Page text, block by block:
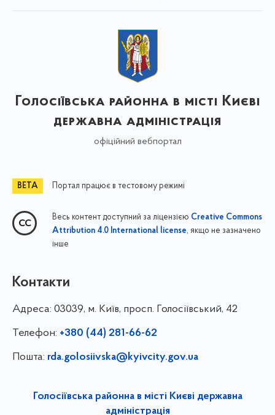
Голосіївська районна в місті Києві
державна адміністрація
офіційний вебпортал
Портал працює в тестовому режимі
Весь контент доступний за ліцензією Creative Commons
Attribution 4.0 International license, якщо не зазначено
інше
Контакти
Адреса: 03039, м. Київ, просп. Голосіївський, 42
Телефон: +380 (44) 281-66-62
Пошта: rda.golosiivska@kyivcity.gov.ua
Голосіївська районна в місті Києві державна
адміністрація